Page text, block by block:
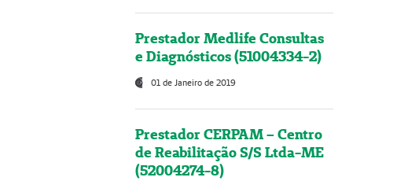
Prestador Medlife Consultas
e Diagnósticos (51004334-2)
01 de Janeiro de 2019
Prestador CERPAM – Centro
de Reabilitação S/S Ltda-ME
(52004274-8)